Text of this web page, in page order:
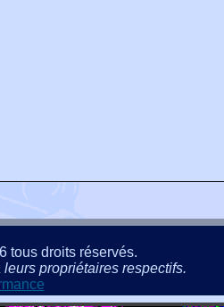
tous droits réservés.
propriétaires respectifs.